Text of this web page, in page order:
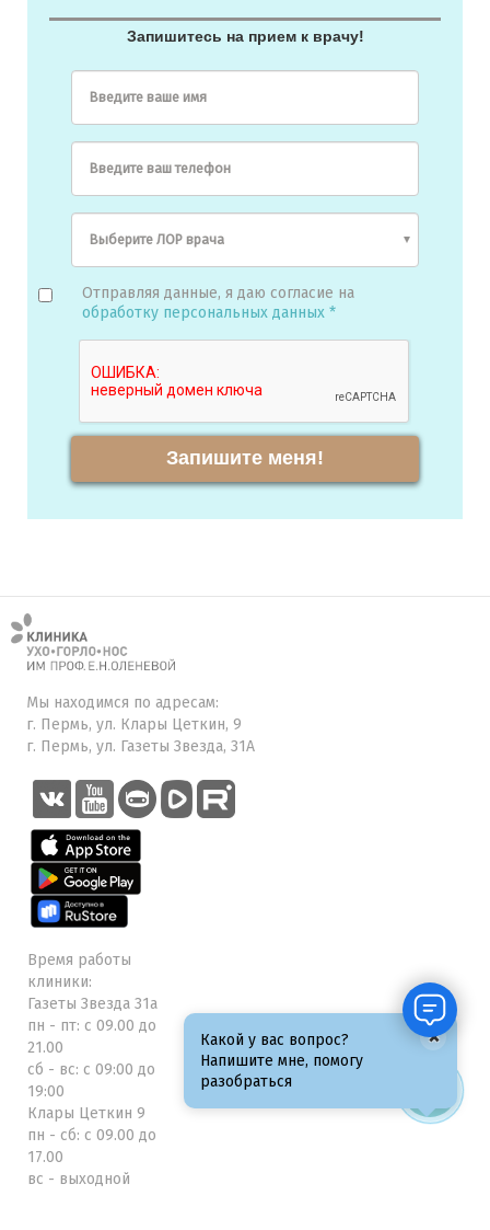
Запишитесь на прием к врачу!
Введите ваше имя
Введите ваш телефон
Отправляя данные, я даю согласие на
обработку персональных данных *
Запишите меня!
Мы находимся по адресам:
г. Пермь, ул. Клары Цеткин, 9
г. Пермь, ул. Газеты Звезда, 31А
Время работы
клиники:
Газеты Звезда 31а
пн - пт: с 09.00 до
21.00
сб - вс: с 09:00 до
19:00
Клары Цеткин 9
пн - сб: с 09.00 до
17.00
вс - выходной
Какой у вас вопрос?
Напишите мне, помогу
разобраться
×